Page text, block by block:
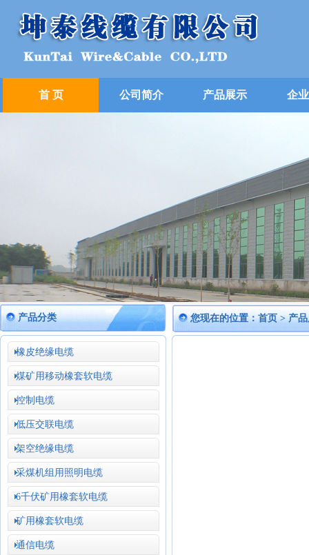
首 页 公司简介 产品展示 企
产品分类
橡皮绝缘电缆
煤矿用移动橡套软电缆
控制电缆
低压交联电缆
架空绝缘电缆
采煤机组用照明电缆
6千伏矿用橡套软电缆
矿用橡套软电缆
通信电缆
您现在的位置：首页>产